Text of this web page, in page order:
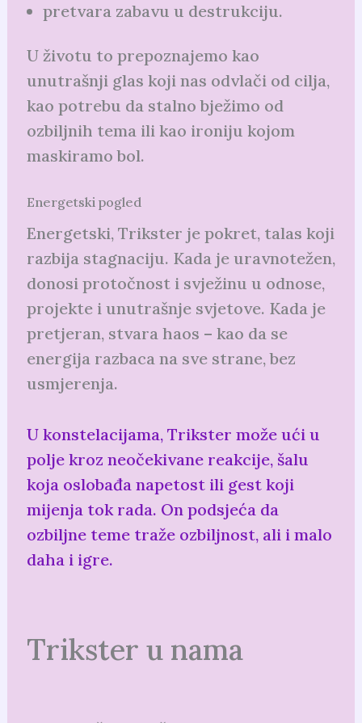
pretvara zabavu u destrukciju.
U životu to prepoznajemo kao
unutrašnji glas koji nas odvlači od cilja,
kao potrebu da stalno bježimo od
ozbiljnih tema ili kao ironiju kojom
maskiramo bol.
Energetski pogled
Energetski, Trikster je pokret, talas koji
razbija stagnaciju. Kada je uravnotežen,
donosi protočnost i svježinu u odnose,
projekte i unutrašnje svjetove. Kada je
pretjeran, stvara haos – kao da se
energija razbaca na sve strane, bez
usmjerenja.
U konstelacijama, Trikster može ući u
polje kroz neočekivane reakcije, šalu
koja oslobađa napetost ili gest koji
mijenja tok rada. On podsjeća da
ozbiljne teme traže ozbiljnost, ali i malo
daha i igre.
Trikster u nama